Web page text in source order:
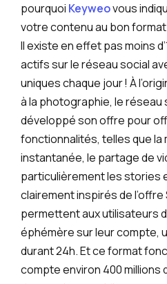
pourquoi Keyweovous
votre contenu au bon
Il existe en effet pas moins
actifs sur le réseau social
uniques chaque jour ! À
à la photographie, le réseau
développé son offre pour
fonctionnalités, telles que la
instantanée, le partage de
particulièrement les stories
clairement inspirés de
permettent aux utilisateurs
éphémère sur leur compte,
durant 24h. Et ce format
compte environ 400 millions